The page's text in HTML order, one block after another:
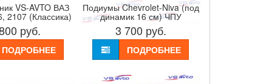
VS-AVTO ВАЗ
2107 (Классика)
руб.
ПОДРОБНЕЕ
Подиумы Chevrolet-Niva (под
динамик 16 см) ЧПУ
3 700 руб.
ПОДРОБНЕЕ